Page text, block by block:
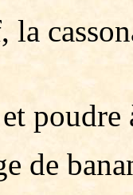
la
poudre
de